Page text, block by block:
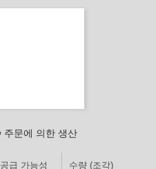
주문에 의한 생산
공급 가능성 수량 (조각)